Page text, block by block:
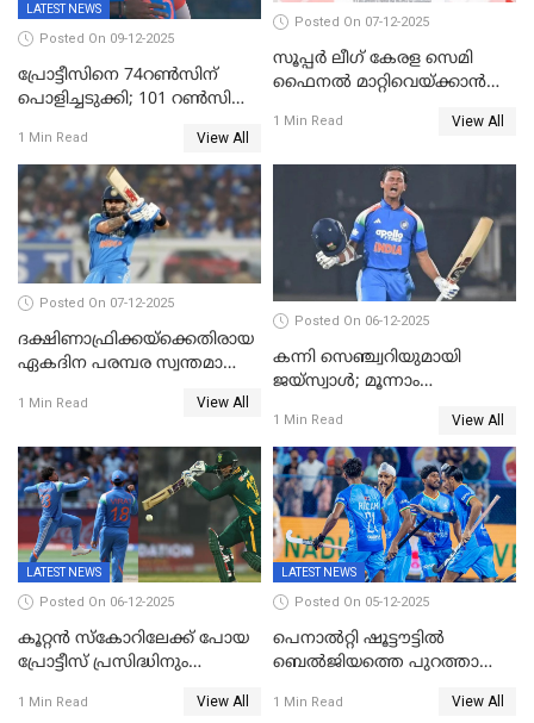
LATEST NEWS
Posted On 09-12-2025
പ്രോട്ടീസിനെ 74റൺസിന്‌
പൊളിച്ചടുക്കി; 101 റൺസിന്റെ
വിക്കറ്റ് തികയ്ക്കുന്ന
താരമായി ബുമ്ര
1 Min Read View All
Posted On 07-12-2025
സൂപ്പർ ലീഗ് കേരള സെമി
ഫൈനൽ മാറ്റിവെയ്ക്കാൻ
1 Min Read View All
Posted On 07-12-2025
ദക്ഷിണാഫ്രിക്കയ്‌ക്കെതിരായ
ഏകദിന പരമ്പര സ്വന്തമാക്കി
1 Min Read View All
Posted On 06-12-2025
കന്നി സെഞ്ച്വറിയുമായി
ജയ്‌സ്വാൾ; മൂന്നാം
പ്രോട്ടീസിനെതിരെ ജയം,
പരമ്പര
1 Min Read View All
LATEST NEWS
Posted On 06-12-2025
കൂറ്റൻ സ്കോറിലേക്ക് പോയ
പ്രോട്ടീസ് പ്രസിദ്ധിനും
അടിതെറ്റി, ഇന്ത്യക്ക് 271
1 Min Read View All
LATEST NEWS
Posted On 05-12-2025
പെനാൽറ്റി ഷൂട്ടൗട്ടിൽ
ബെൽജിയത്തെ പുറത്താക്കി;
ലോകകപ്പിൽ ഇന്ത്യ
1 Min Read View All